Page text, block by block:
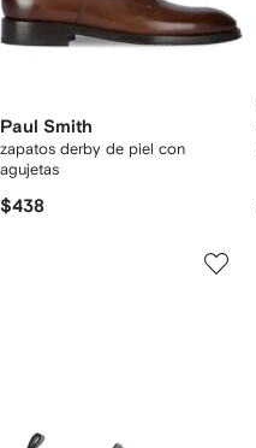
Paul Smith
zapatos derby de piel con
agujetas
$438